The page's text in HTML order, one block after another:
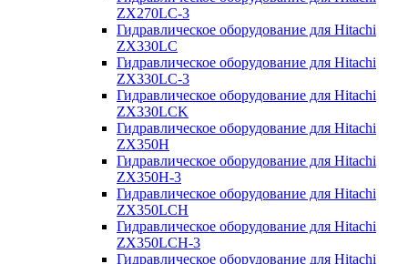
ZX270LC-3
Гидравлическое оборудование для Hitachi
ZX330LC
Гидравлическое оборудование для Hitachi
ZX330LC-3
Гидравлическое оборудование для Hitachi
ZX330LCK
Гидравлическое оборудование для Hitachi
ZX350H
Гидравлическое оборудование для Hitachi
ZX350H-3
Гидравлическое оборудование для Hitachi
ZX350LCH
Гидравлическое оборудование для Hitachi
ZX350LCH-3
Гидравлическое оборудование для Hitachi